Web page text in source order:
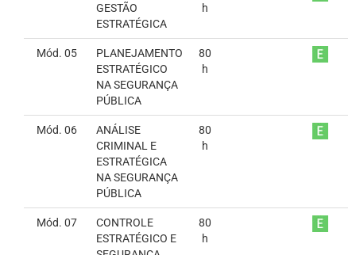
GESTÃO
ESTRATÉGICA
h
Mód. 05
PLANEJAMENTO
ESTRATÉGICO
NA SEGURANÇA
PÚBLICA
80
h
Mód. 06
ANÁLISE
CRIMINAL E
ESTRATÉGICA
NA SEGURANÇA
PÚBLICA
80
h
Mód. 07
CONTROLE
ESTRATÉGICO E
80
h